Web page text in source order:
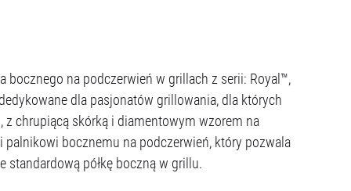
na podczerwień w grillach z serii: Royal™,
dla pasjonatów grillowania, dla których
chrupiącą skórką i diamentowym wzorem na
palnikowi bocznemu na podczerwień, który pozwala
standardową półkę boczną w grillu.